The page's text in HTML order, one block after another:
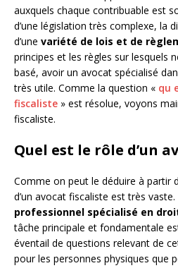
auxquels chaque contribuable est
d’une législation très complexe, la
d’une variété de lois et de
principes et les règles sur lesquels
basé, avoir un avocat spécialisé
très utile. Comme la question « qu
fiscaliste » est résolue, voyons
fiscaliste.
Quel est le rôle d’un
Comme on peut le déduire à partir
d’un avocat fiscaliste est très
professionnel spécialisé en
tâche principale et fondamentale
éventail de questions relevant de
pour les personnes physiques que